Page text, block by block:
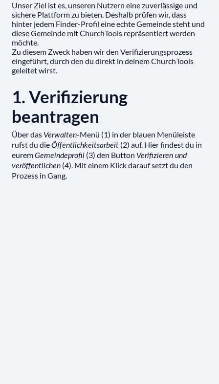
Unser Ziel ist es, unseren Nutzern eine zuverlässige und
sichere Plattform zu bieten. Deshalb prüfen wir, dass
hinter jedem Finder-Profil eine echte Gemeinde steht und
diese Gemeinde mit ChurchTools repräsentiert werden
möchte.
Zu diesem Zweck haben wir den Verifizierungsprozess
eingeführt, durch den du direkt in deinem ChurchTools
geleitet wirst.
1. Verifizierung
beantragen
Über das Verwalten-Menü (1) in der blauen Menüleiste
rufst du dieÖffentlichkeitsarbeit (2) auf. Hier findest du in
euremGemeindeprofil (3) den Button Verifizieren und
veröffentlichen (4). Mit einem Klick darauf setzt du den
Prozess in Gang.